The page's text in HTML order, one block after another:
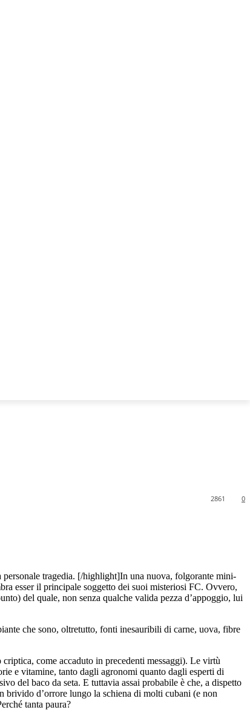
0
2861
tragedia. [/highlight]In una nuova, folgorante mini-
esser il principale soggetto dei suoi misteriosi FC. Ovvero,
del quale, non senza qualche valida pezza d’appoggio, lui
che sono, oltretutto, fonti inesauribili di carne, uova, fibre
come accaduto in precedenti messaggi). Le virtù
e vitamine, tanto dagli agronomi quanto dagli esperti di
del baco da seta. E tuttavia assai probabile è che, a dispetto
brivido d’orrore lungo la schiena di molti cubani (e non
tanta paura?